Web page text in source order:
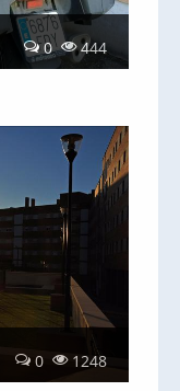
0 444
0 1248